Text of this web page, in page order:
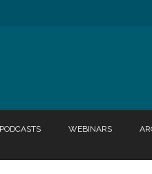
PODCASTS WEBINARS